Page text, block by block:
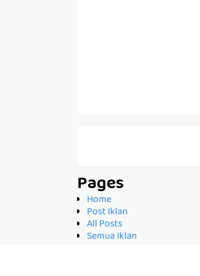
Pages
Home
Post Iklan
All Posts
Semua Iklan